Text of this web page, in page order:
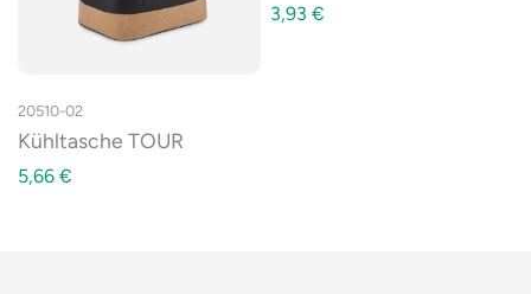
20510-02
Kühltasche TOUR
5,66 €
3,93 €